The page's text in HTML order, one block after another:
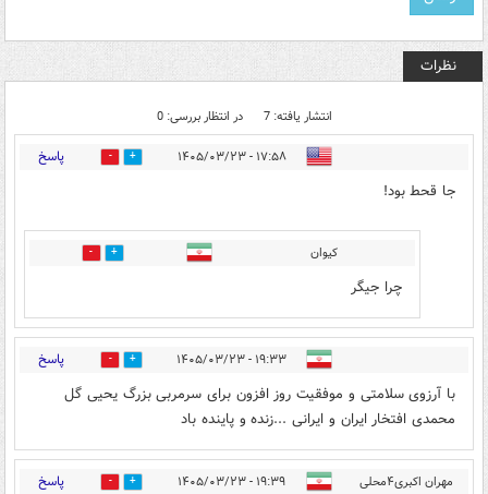
نظرات
انتشار یافته: 7 در انتظار بررسی: 0
۱۷:۵۸ - ۱۴۰۵/۰۳/۲۳ 6 پاسخ
جا قحط بود!
کیوان 4
چرا جیگر
۱۹:۳۳ - ۱۴۰۵/۰۳/۲۳ 5 پاسخ
با آرزوی سلامتی و موفقیت روز افزون برای سرمربی بزرگ یحیی گل
محمدی افتخار ایران و ایرانی ...زنده و پاینده باد
مهران اکبری۴محلی ۱۹:۳۹ - ۱۴۰۵/۰۳/۲۳ 3 پاسخ